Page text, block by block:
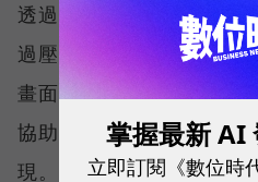
透過 AI 升頻與降噪技術
過壓縮的影音內容，改善
畫面在 4K 螢幕上呈現得
協助 AI 優化後的畫面亮
現。不過實際效果仍會受
掌握最新 AI
立即訂閱《數位時